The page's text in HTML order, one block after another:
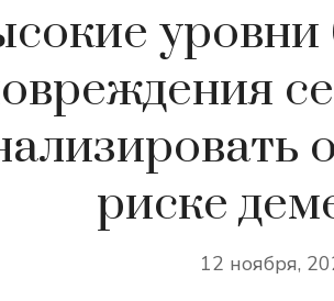
риске
12 ноября,